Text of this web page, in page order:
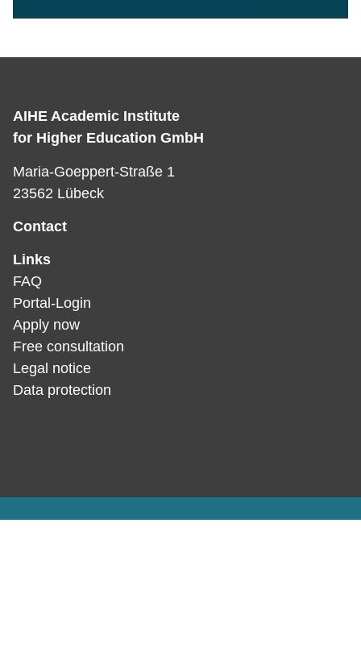
AIHE Academic Institute
for Higher Education GmbH
Maria-Goeppert-Straße 1
23562 Lübeck
Contact
Links
FAQ
Portal-Login
Apply now
Free consultation
Legal notice
Data protection­